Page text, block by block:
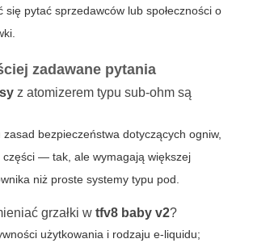
się pytać sprzedawców lub społeczności o
zadawane pytania
z atomizerem typu sub‑ohm są
bezpieczeństwa dotyczących ogniw,
części — tak, ale wymagają większej
niż proste systemy typu pod.
grzałki w tfv8 baby v2?
użytkowania i rodzaju e‑liquidu;